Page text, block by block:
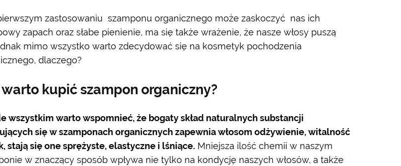
zastosowaniu szamponu organicznego może zaskoczyć nas ich
zapach oraz słabe pienienie, ma się także wrażenie, że nasze włosy puszą
mimo wszystko warto zdecydować się na kosmetyk pochodzenia
dlaczego?
warto kupić szampon organiczny?
wszystkim warto wspomnieć, że bogaty skład naturalnych substancji
się w szamponach organicznych zapewnia włosom odżywienie, witalność
stają się one sprężyste, elastyczne i lśniące. Mniejsza ilość chemii w naszym
w znaczący sposób wpływa nie tylko na kondycję naszych włosów, a także